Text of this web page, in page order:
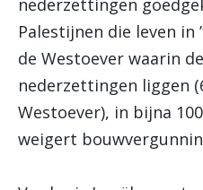
nederzettingen
Palestijnen die leven in
de Westoever waarin
nederzettingen liggen
Westoever), in bijna
weigert